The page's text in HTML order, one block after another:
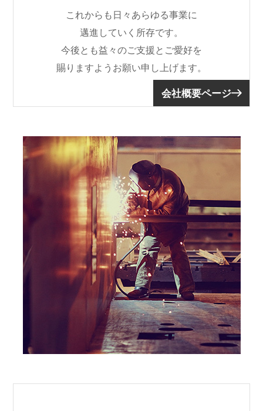
これからも日々あらゆる事業に
邁進していく所存です。
今後とも益々のご支援とご愛好を
賜りますようお願い申し上げます。
会社概要ページ